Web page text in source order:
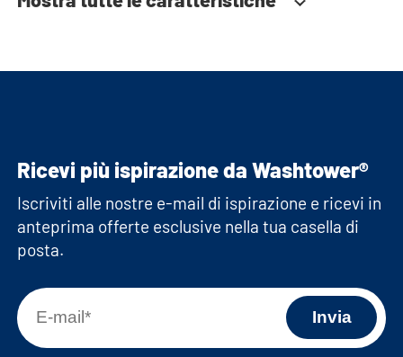
Ricevi più ispirazione da Washtower®
Iscriviti alle nostre e-mail di ispirazione e ricevi in
anteprima offerte esclusive nella tua casella di
posta.